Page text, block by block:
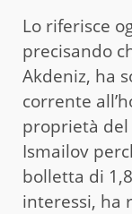
Lo riferisce
precisando
Akdeniz, ha
corrente
proprietà del
Ismailov
bolletta di
interessi, ha